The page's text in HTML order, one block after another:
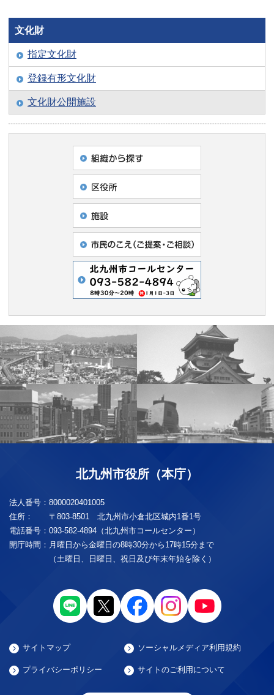
文化財
指定文化財
登録有形文化財
文化財公開施設
北九州市役所（本庁）
法人番号： 8000020401005
住所：
〒803-8501 北九州市小倉北区城内1番1号
電話番号： 093-582-4894（北九州市コールセンター）
開庁時間： 月曜日から金曜日の8時30分から17時15分まで
（土曜日、日曜日、祝日及び年末年始を除く）
サイトマップ ソーシャルメディア利用規約
プライバシーポリシー サイトのご利用について